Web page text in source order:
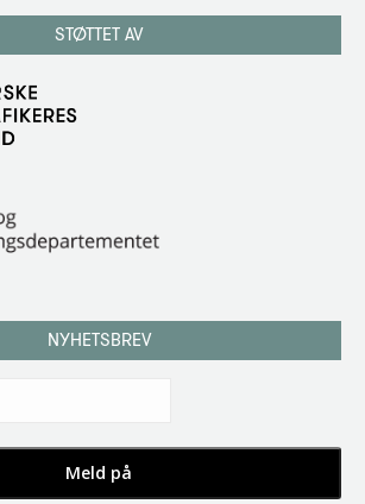
STØTTET AV
NYHETSBREV